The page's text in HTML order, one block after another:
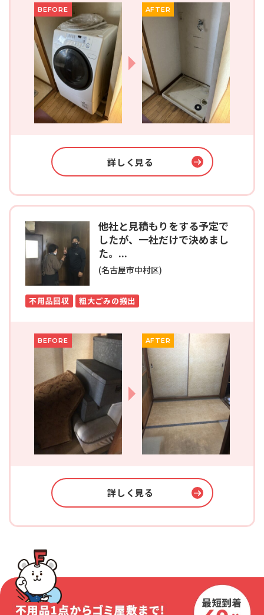
BEFORE AFTER
詳しく見る
他社と見積もりをする予定で
したが、一社だけで決めまし
た。...
(名古屋市中村区)
不用品回収 粗大ごみの搬出
BEFORE AFTER
詳しく見る